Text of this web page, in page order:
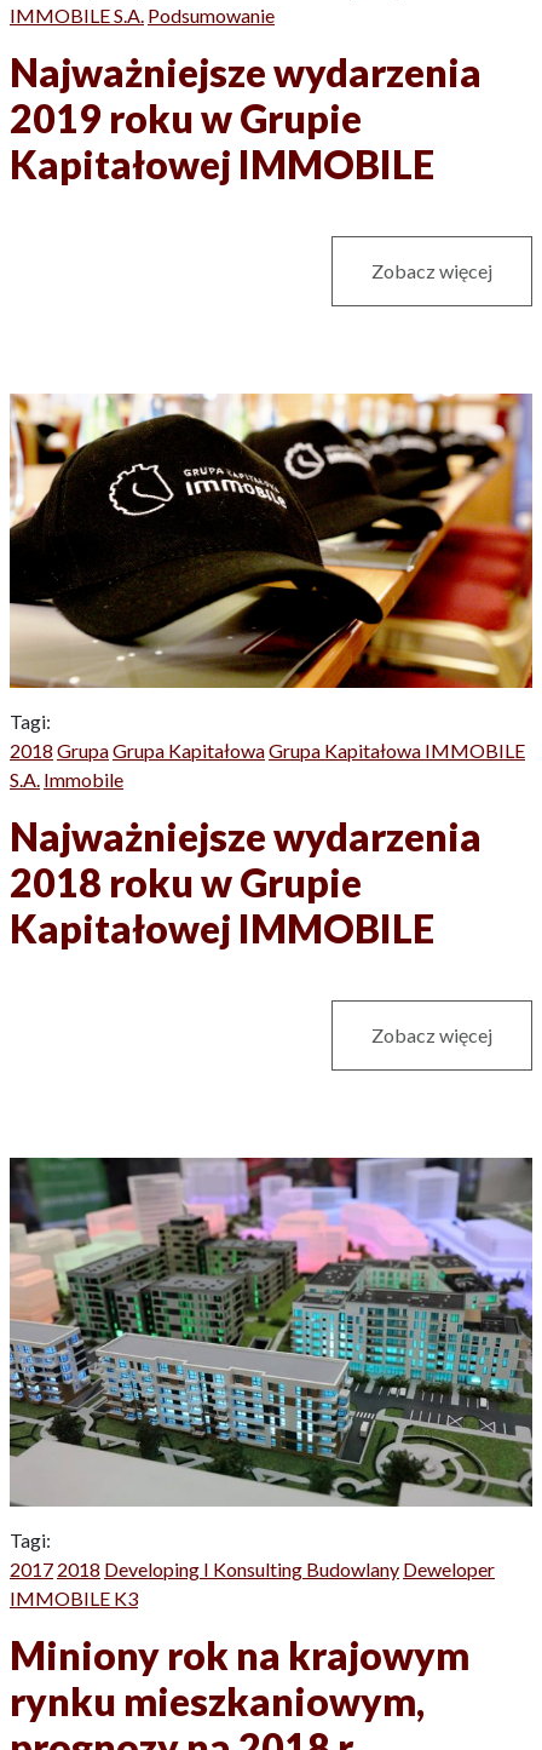
IMMOBILE S.A. Podsumowanie
Najważniejsze wydarzenia
2019 roku w Grupie
Kapitałowej IMMOBILE
Zobacz więcej
Tagi:
2018 GrupaGrupa KapitałowaGrupa Kapitałowa IMMOBILE
S.A. Immobile
Najważniejsze wydarzenia
2018 roku w Grupie
Kapitałowej IMMOBILE
Zobacz więcej
Tagi:
2017 2018 Developing I Konsulting Budowlany Deweloper
IMMOBILE K3
Miniony rok na krajowym
rynku mieszkaniowym,